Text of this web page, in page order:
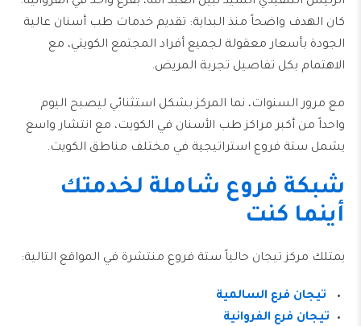
كان الهدف واضحاً منذ البداية: تقديم خدمات طب أسنان عالية
الجودة بأسعار معقولة لجميع أفراد المجتمع الكويتي، مع
الاهتمام بكل تفاصيل تجربة المريض.
مع مرور السنوات، نما المركز بشكل استثنائي ليصبح اليوم
واحداً من أكبر مراكز طب الأسنان في الكويت، مع انتشار واسع
يشمل ستة فروع استراتيجية في مختلف مناطق الكويت.
شبكة فروع شاملة لخدمتك
أينما كنت
يمتلك مركز تيجان حالياً ستة فروع منتشرة في المواقع التالية:
تيجان فرع السالمية
تيجان فرع الفروانية